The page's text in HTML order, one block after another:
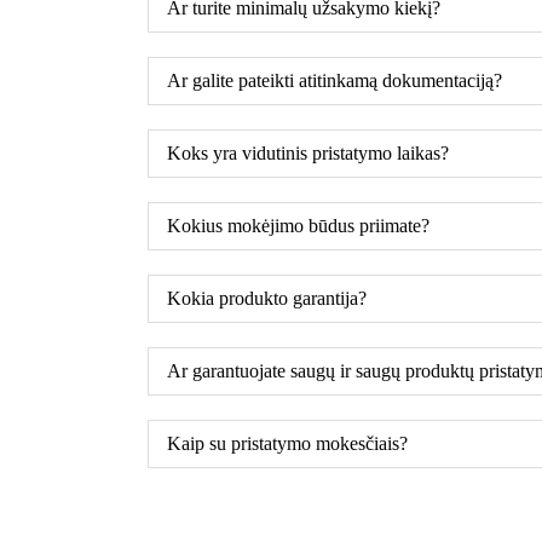
Ar turite minimalų užsakymo kiekį?
Ar galite pateikti atitinkamą dokumentaciją?
Koks yra vidutinis pristatymo laikas?
Kokius mokėjimo būdus priimate?
Kokia produkto garantija?
Ar garantuojate saugų ir saugų produktų
Kaip su pristatymo mokesčiais?